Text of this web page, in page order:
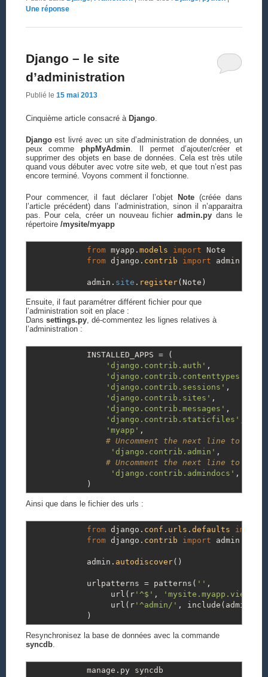
Uneréponse
Django – le site
d’administration
Publié le 15 mai 2013
Cinquième article consacré à Django.
Djangoest livré avec un site d’administration de données, un
peux commephpMyAdmin . Il permet d’ajouter/créer et
supprimer des objets en base de données. Cela est très utile
quand vous débuter avec votre site web, et que tout n’est pas
encore terminé. Voyons comment il fonctionne.
Pour commencer, il faut déclarer l’objet Note (créée dans
l’article précédent) dans l’administration, sinon il n’apparaitra
pas. Pour cela, créer un nouveau fichieradmin.py dans le
répertoire /mysite/myapp
frommyapp. models import Note
fromdjango. contrib import admin
admin. site . register( Note )
Ensuite, il faut paramétrer différent fichier pour que
l’administration soit en place :
Dans settings.py, dé-commentez les lignes relatives à
l’administration :
INSTALLED_APPS =
(
'django.contrib.auth' ,
'django.contrib.contenttypes'
'django.contrib.sessions' ,
'django.contrib.sites' ,
'django.contrib.messages' ,
'django.contrib.staticfiles'
'myapp' ,
# Uncomment the next line to
'django.contrib.admin' ,
# Uncomment the next line to
'django.contrib.admindocs' ,
)
Ainsi que dans le fichier des urls :
fromdjango. conf . urls . defaults import
fromdjango. contrib import admin
admin. autodiscover( )
urlpatterns =patterns ( '' ,
url ( r'^$' ,
url ( r'^admin/' , include ( admin.
)
Resynchronisez la base de données avec la commande
syncdb.
manage.py syncdb